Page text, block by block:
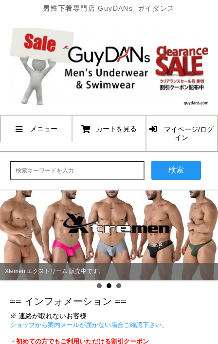
男性下着専門店 GuyDANs_ガイダンス
メニュー カートを見る
マイページ/ログ
イン
検索
Xtemen エクストリーム 販売中です。
== インフォメーション ==
※ 連絡が取れないお客様
ショップから案内メールが届かない場合ご確認下さい。
・ 初めての方でもご利用いただける割引クーポン